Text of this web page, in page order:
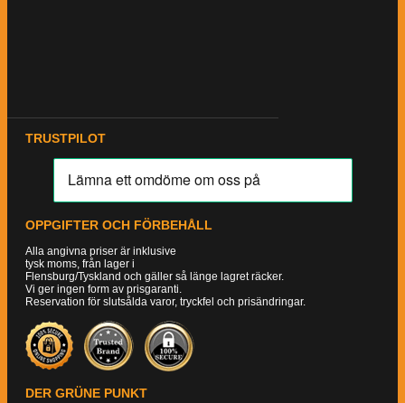
TRUSTPILOT
OPPGIFTER OCH FÖRBEHÅLL
Alla angivna priser är inklusive
tysk moms, från lager i
Flensburg/Tyskland och gäller så länge lagret räcker.
Vi ger ingen form av prisgaranti.
Reservation för slutsålda varor, tryckfel och prisändringar.
DER GRÜNE PUNKT